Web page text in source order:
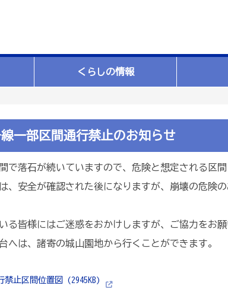
くらしの情報
一部区間通行禁止のお知らせ
落石が続いていますので、危険と想定される区間
、安全が確認された後になりますが、崩壊の危険
皆様にはご迷惑をおかけしますが、ご協力をお願
は、諸寄の城山園地から行くことができます。
禁止区間位置図 (2945KB)